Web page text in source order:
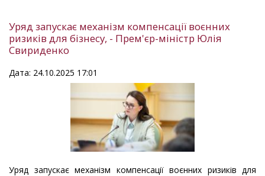
Уряд запускає механізм компенсації воєнних
ризиків для бізнесу, - Прем'єр-міністр Юлія
Свириденко
Дата: 24.10.2025 17:01
Уряд запускає механізм компенсації воєнних ризиків для